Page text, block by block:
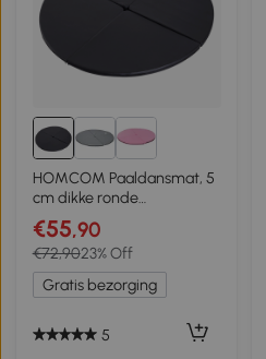
HOMCOM Paaldansmat, 5
cm dikke ronde
kunststofmat voor
paaldansoefeningen,
gymnastiek, yoga, zwart
€55,90
€72,9023% Off
Gratis bezorging
5